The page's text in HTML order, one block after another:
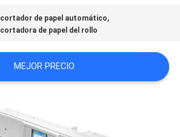
cortador de papel automático,
cortadora de papel del rollo
MEJOR PRECIO